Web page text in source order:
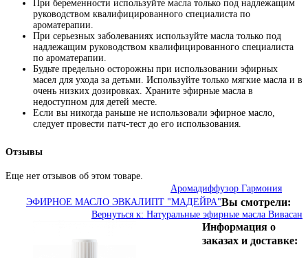
При беременности используйте масла только под надлежащим
руководством квалифицированного специалиста по
ароматерапии.
При серьезных заболеваниях используйте масла только под
надлежащим руководством квалифицированного специалиста
по ароматерапии.
Будьте предельно осторожны при использовании эфирных
масел для ухода за детьми. Используйте только мягкие масла и в
очень низких дозировках. Храните эфирные масла в
недоступном для детей месте.
Если вы никогда раньше не использовали эфирное масло,
следует провести патч-тест до его использования.
Отзывы
Еще нет отзывов об этом товаре.
Аромадиффузор Гармония
ЭФИРНОЕ МАСЛО ЭВКАЛИПТ "МАДЕЙРА"
Вернуться к: Натуральные эфирные масла Вивасан
Вы смотрели:
Информация о
заказах и доставке: